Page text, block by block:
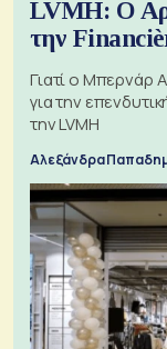
LVMH: Ο
την
Γιατί ο Μπερνάρ
για την
την LVMH
Αλεξάνδρα